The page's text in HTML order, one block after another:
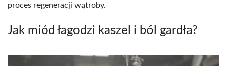
proces regeneracji wątroby.
Jak miód łagodzi kaszel i ból gardła?